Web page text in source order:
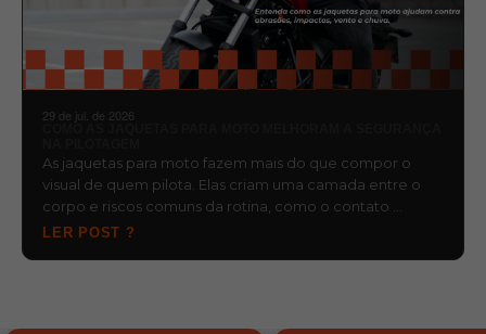
29 de jul. de 2026
As jaquetas para moto fazem mais do que compor o
visual de quem pilota. Elas criam uma camada entre o
corpo e riscos comuns da rotina, como o contato …
LER POST ?